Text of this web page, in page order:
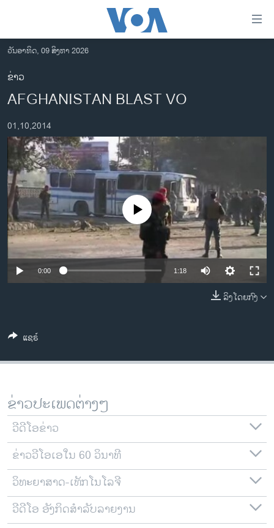
ເຂົ້າ
ຫາ
ຂ້າມ
ຂ້າມ
ໄປ
ຫາ
ຊອກ
ຄົ້ນ
ອາເມຣິກາ
ການເລືອກຕັ້ງ ປະທານາທີບໍດີ ສະຫະລັດ 2024
ຂ່າວ​ຈີນ
ໂລກ
ເອເຊຍ
ອິດສະຫຼະພາບດ້ານການຂ່າວ
ຊີວິດຊາວລາວ
ຊຸມຊົນຊາວລາວ
ວິທະຍາສາດ-ເທັກໂນໂລຈີ
ພາສາອັງກິດ
ລາຍການກະຈາຍສຽງ
ລາຍງານ
ຕິດຕາມພວກເຮົາ ທີ່
ພາສາຕ່າງໆ
ວັນອາທິດ, 09 ສິງຫາ 2026
ຂ່າວ
AFGHANISTAN BLAST VO
01,10,2014
No media source currently available
0:00 1:18
ລິງໂດຍກົງ
ແຊຣ໌
ຂ່າວປະເພດຕ່າງໆ
ວີດີໂອຂ່າວ
ຂ່າວວີໂອເອໃນ 60 ວິນາທີ
ວິທະຍາສາດ-ເທັກໂນໂລຈີ
ວີດີໂອ ອັງກິດສຳລັບລາຍງານ